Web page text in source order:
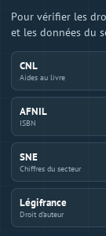
Pour vérifier les
et les données du
CNL
Aides au livre
AFNIL
ISBN
SNE
Chiffres du secteur
Légifrance
Droit d'auteur